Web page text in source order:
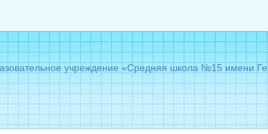
учреждение «Средняя школа №15 имени